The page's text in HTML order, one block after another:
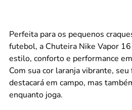
Perfeita para os pequenos
futebol, a Chuteira Nike Vapor
estilo, conforto e performance
Com sua cor laranja vibrante,
destacará em campo, mas
enquanto joga.